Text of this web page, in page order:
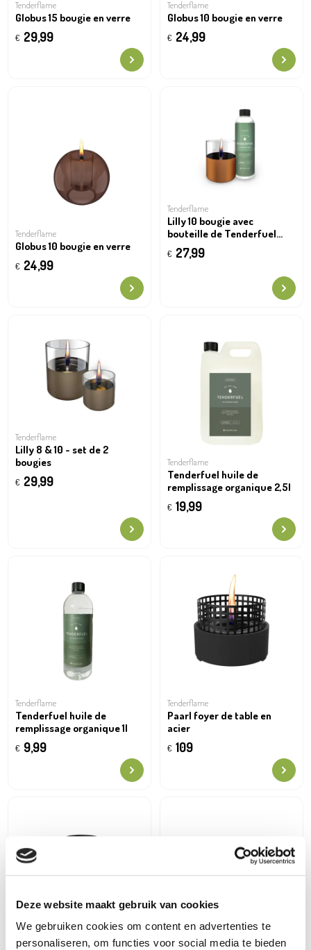
Deze website maakt gebruik van cookies
We gebruiken cookies om content en advertenties te
personaliseren, om functies voor social media te bieden
Tenderflame
Globus 15 bougie en verre
€ 29,99
Tenderflame
Globus 10 bougie en verre
€ 24,99
Tenderflame
Globus 10 bougie en verre
€ 24,99
Tenderflame
Lilly 10 bougie avec
bouteille de Tenderfuel
huile de remplissage
organique 500ml
€ 27,99
Tenderflame
Lilly 8 & 10 - set de 2
bougies
€ 29,99
Tenderflame
Tenderfuel huile de
remplissage organique 2,5l
€ 19,99
Tenderflame
Tenderfuel huile de
remplissage organique 1l
€ 9,99
Tenderflame
Paarl foyer de table en
acier
€ 109
Tenderflame Tenderflame